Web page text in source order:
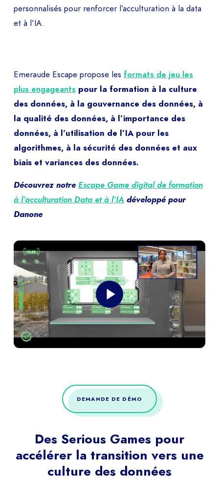
personnalisés pour renforcer l’acculturation à la data
et à l’IA.
Emeraude Escape propose les formats de jeu les
plus engageants pour la formation à la culture
des données, à la gouvernance des données, à
la qualité des données, à l’importance des
données, à l’utilisation de l’IA pour les
algorithmes, à la sécurité des données et aux
biais et variances des données.
Découvrez notre Escape Game digital de formation
à l’acculturation Data et à l’IA développé pour
Danone
DEMANDE DE DÉMO
Des Serious Games pour
accélérer la transition vers une
culture des données